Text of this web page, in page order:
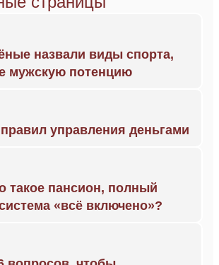
назвали виды спорта,
мужскую потенцию
управления деньгами
такое пансион, полный
«всё включено»?